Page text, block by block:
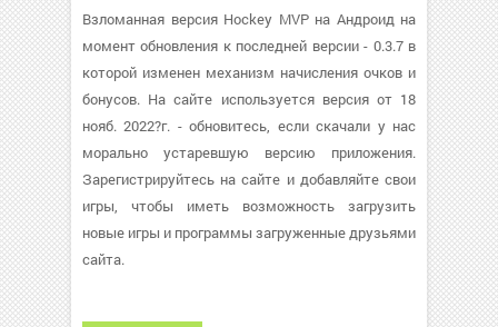
Взломанная версия Hockey MVP на Андроид на
момент обновления к последней версии - 0.3.7 в
которой изменен механизм начисления очков и
бонусов. На сайте используется версия от 18
нояб. 2022?г. - обновитесь, если скачали у нас
морально устаревшую версию приложения.
Зарегистрируйтесь на сайте и добавляйте свои
игры, чтобы иметь возможность загрузить
новые игры и программы загруженные друзьями
сайта.